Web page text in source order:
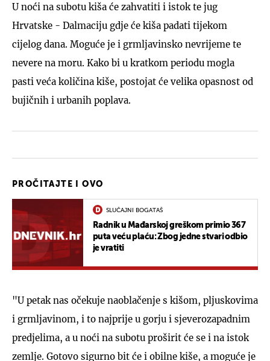
U noći na subotu kiša će zahvatiti i istok te jug
Hrvatske - Dalmaciju gdje će kiša padati tijekom
cijelog dana. Moguće je i grmljavinsko nevrijeme te
nevere na moru. Kako bi u kratkom periodu mogla
pasti veća količina kiše, postojat će velika opasnost od
bujičnih i urbanih poplava.
PROČITAJTE I OVO
SLUČAJNI BOGATAŠ
Radnik u Mađarskoj greškom primio 367
puta veću plaću: Zbog jedne stvari odbio
je vratiti
"U petak nas očekuje naoblačenje s kišom, pljuskovima
i grmljavinom, i to najprije u gorju i sjeverozapadnim
predjelima, a u noći na subotu proširit će se i na istok
zemlje. Gotovo sigurno bit će i obilne kiše, a moguće je